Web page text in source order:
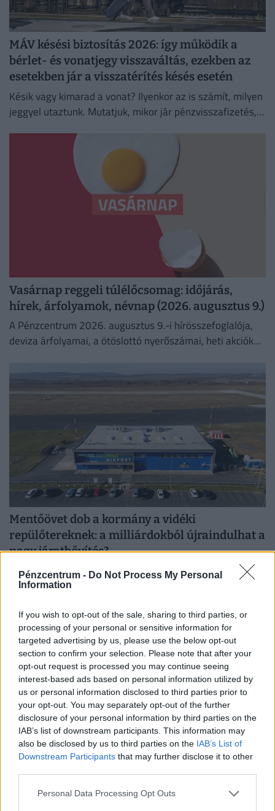
Pénzcentrum - Do Not Process My Personal
Information
If you wish to opt-out of the sale, sharing to third parties, or
processing of your personal or sensitive information for
targeted advertising by us, please use the below opt-out
section to confirm your selection. Please note that after your
opt-out request is processed you may continue seeing
interest-based ads based on personal information utilized by
us or personal information disclosed to third parties prior to
your opt-out. You may separately opt-out of the further
disclosure of your personal information by third parties on the
IAB’s list of downstream participants. This information may
also be disclosed by us to third parties on the IAB’s List of
Downstream Participants that may further disclose it to other
Personal Data Processing Opt Outs
MÁV késési biztosítás 2026: így működik a
bérlet- és vonatjegy visszaváltás, ezekben az
esetekben jár a visszatérítés késés esetén
Késik vagy kimarad a vonat? Ilyenkor az is számít, milyen
jeggyel utaztunk. Mutatjuk, mikor jár pénzvisszafizetés,
Vasárnap reggeli túlélőcsomag: időjárás,
hírek, árfolyamok, névnap (2026. augusztus 9.)
A Pénzcentrum 2026. augusztus 9.-i hírösszefoglalója,
deviza árfolyamai, a ötöslottó nyerőszámai, heti akciók
Mentőövet dob a kormány a vidéki
repülőtereknek: a milliárdokból újraindulhat a
nagy járatbővítés?
Ötmilliárd forintot meghaladó állami támogatást kap idén
a három vidéki nemzetközi repülőtér, ebből 1,2 milliárd
Nem sokáig örülhetünk az enyhülésnek:
A pénteki lehűlés után továbbra is kellemesebb idő